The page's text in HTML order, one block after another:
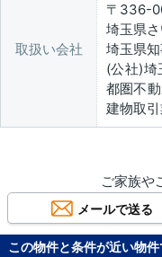
取扱い会社
〒336-
埼玉県
埼玉県
(公社)埼
都圏不
建物取
ご家族や
メールで送る
この物件と条件が近い物件